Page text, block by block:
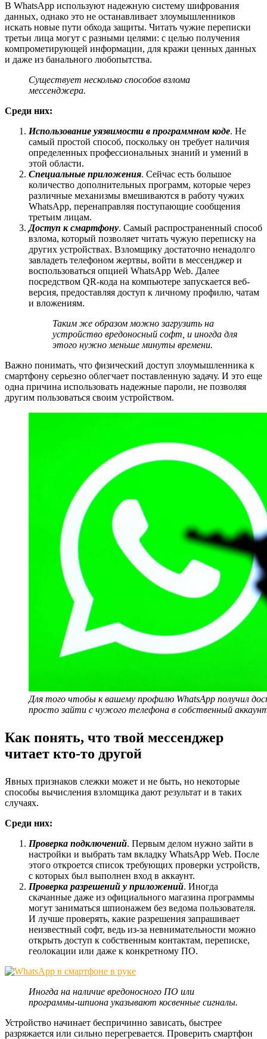
В WhatsApp используют надежную систему шифрования
данных, однако это не останавливает злоумышленников
искать новые пути обхода защиты. Читать чужие переписки
третьи лица могут с разными целями: с целью получения
компрометирующей информации, для кражи ценных данных
и даже из банального любопытства.
Существует несколько способов взлома
мессенджера.
Среди них:
Использование уязвимости в программном коде. Не
самый простой способ, поскольку он требует наличия
определенных профессиональных знаний и умений в
этой области.
Специальные приложения. Сейчас есть большое
количество дополнительных программ, которые через
различные механизмы вмешиваются в работу чужих
WhatsApp, перенаправляя поступающие сообщения
третьим лицам.
Доступ к смартфону. Самый распространенный способ
взлома, который позволяет читать чужую переписку на
других устройствах. Взломщику достаточно ненадолго
завладеть телефоном жертвы, войти в мессенджер и
воспользоваться опцией WhatsApp Web. Далее
посредством QR-кода на компьютере запускается веб-
версия, предоставляя доступ к личному профилю, чатам
и вложениям.
Таким же образом можно загрузить на
устройство вредоносный софт, и иногда для
этого нужно меньше минуты времени.
Важно понимать, что физический доступ злоумышленника к
смартфону серьезно облегчает поставленную задачу. И это еще
одна причина использовать надежные пароли, не позволяя
другим пользоваться своим устройством.
Для того чтобы к вашему профилю WhatsApp получил
просто зайти с чужого телефона в собственный
Как понять, что твой мессенджер
читает кто-то другой
Явных признаков слежки может и не быть, но некоторые
способы вычисления взломщика дают результат и в таких
случаях.
Среди них:
Проверка подключений. Первым делом нужно зайти в
настройки и выбрать там вкладку WhatsApp Web. После
этого откроется список требующих проверки устройств,
с которых был выполнен вход в аккаунт.
Проверка разрешений у приложений. Иногда
скачанные даже из официального магазина программы
могут заниматься шпионажем без ведома пользователя.
И лучше проверять, какие разрешения запрашивает
неизвестный софт, ведь из-за невнимательности можно
открыть доступ к собственным контактам, переписке,
геолокации или даже к конкретному ПО.
Иногда на наличие вредоносного ПО или
программы-шпиона указывают косвенные сигналы.
Устройство начинает беспричинно зависать, быстрее
разряжается или сильно перегревается. Проверить смартфон